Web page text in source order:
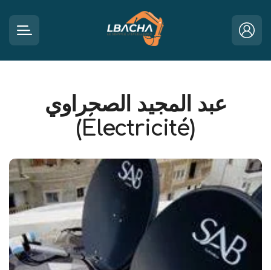
عبد المجيد الصحراوي
(Électricité)